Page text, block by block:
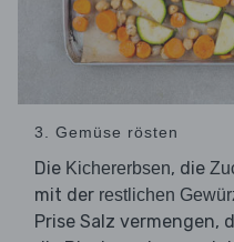
3. Gemüse rösten
Die Kichererbsen, die
mit der restlichen
Prise Salz vermengen,